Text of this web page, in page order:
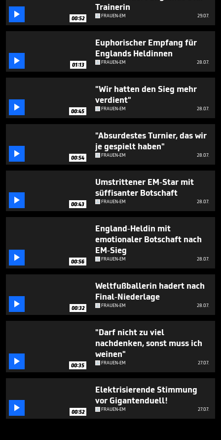
1
minute,
25 00:52
Trainerin
FRAUEN-EM 29.07.
 01:13
Euphorischer Empfang für
Englands Heldinnen
FRAUEN-EM 28.07.
 00:45
"Wir hatten den Sieg mehr
verdient"
FRAUEN-EM 28.07.
 00:54
"Absurdestes Turnier, das wir
je gespielt haben"
FRAUEN-EM 28.07.
 00:43
Umstrittener EM-Star mit
süffisanter Botschaft
FRAUEN-EM 28.07.
 00:56
England-Heldin mit
emotionaler Botschaft nach
EM-Sieg
FRAUEN-EM 28.07.
 00:32
Weltfußballerin hadert nach
Final-Niederlage
FRAUEN-EM 28.07.
 00:35
"Darf nicht zu viel
nachdenken, sonst muss ich
weinen"
FRAUEN-EM 27.07.
 00:52
Elektrisierende Stimmung
vor Gigantenduell!
FRAUEN-EM 27.07.